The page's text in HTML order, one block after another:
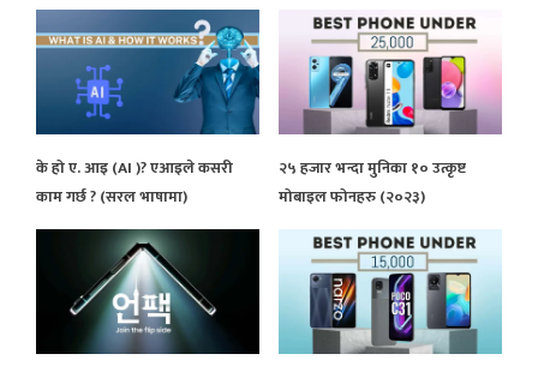
के हो ए. आइ (AI )? एआइले कसरी
काम गर्छ ? (सरल भाषामा)
२५ हजार भन्दा मुनिका १० उत्कृष्ट
मोबाइल फोनहरु (२०२३)